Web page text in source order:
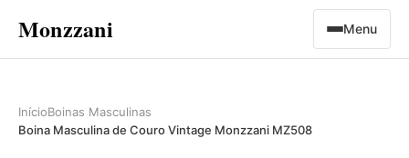
Monzzani Menu
InícioBoinas Masculinas
Boina Masculina de Couro Vintage Monzzani MZ508